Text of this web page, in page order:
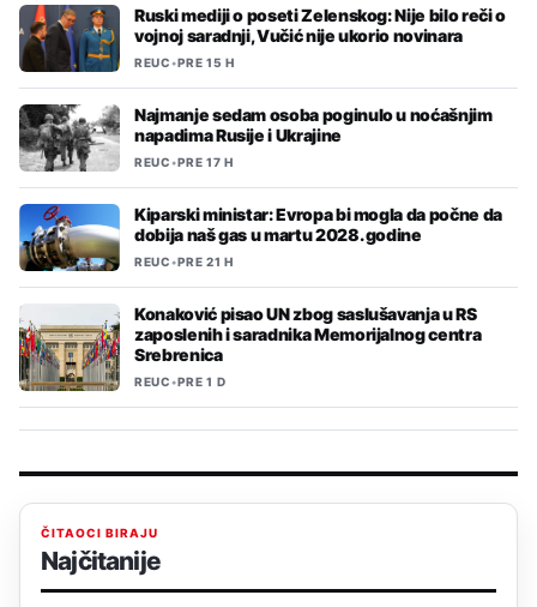
Ruski mediji o poseti Zelenskog: Nije bilo reči o
vojnoj saradnji, Vučić nije ukorio novinara
REUC•PRE 15 H
Najmanje sedam osoba poginulo u noćašnjim
napadima Rusije i Ukrajine
REUC•PRE 17 H
Kiparski ministar: Evropa bi mogla da počne da
dobija naš gas u martu 2028. godine
REUC•PRE 21 H
Konaković pisao UN zbog saslušavanja u RS
zaposlenih i saradnika Memorijalnog centra
Srebrenica
REUC•PRE 1 D
ČITAOCI BIRAJU
Najčitanije